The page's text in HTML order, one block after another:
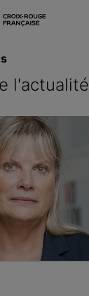
l'actualité